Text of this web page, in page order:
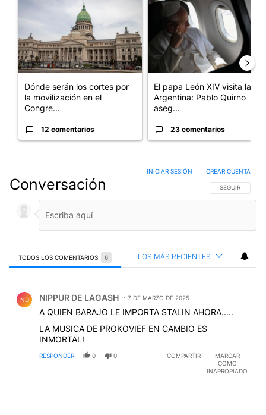
Dónde serán los cortes por
la movilización en el
Congre...
12 comentarios
El papa León XIV visita la
Argentina: Pablo Quirno
aseg...
23 comentarios
Conversación SIGA ESTA
SEGUIR
INICIAR SESIÓN CREAR CUENTA
TODOS LOS COMENTARIOS 6 LOS MÁS RECIENTES
ND NIPPUR DE LAGASH 7 DE MARZO DE 2025
A QUIEN BARAJO LE IMPORTA STALIN AHORA.....
LA MUSICA DE PROKOVIEF EN CAMBIO ES
INMORTAL!
RESPONDER 0 0 COMPARTIR
MARCAR
COMO
INAPROPIADO